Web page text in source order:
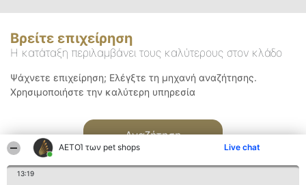
ΑΕΤΟΊ των pet shops Live chat
13:19
Βρείτε επιχείρηση
Η κατάταξη περιλαμβάνει τους καλύτερους στον κλάδο
Ψάχνετε επιχείρηση; Ελέγξτε τη μηχανή αναζήτησης.
Χρησιμοποιήστε την καλύτερη υπηρεσία
Αναζήτηση